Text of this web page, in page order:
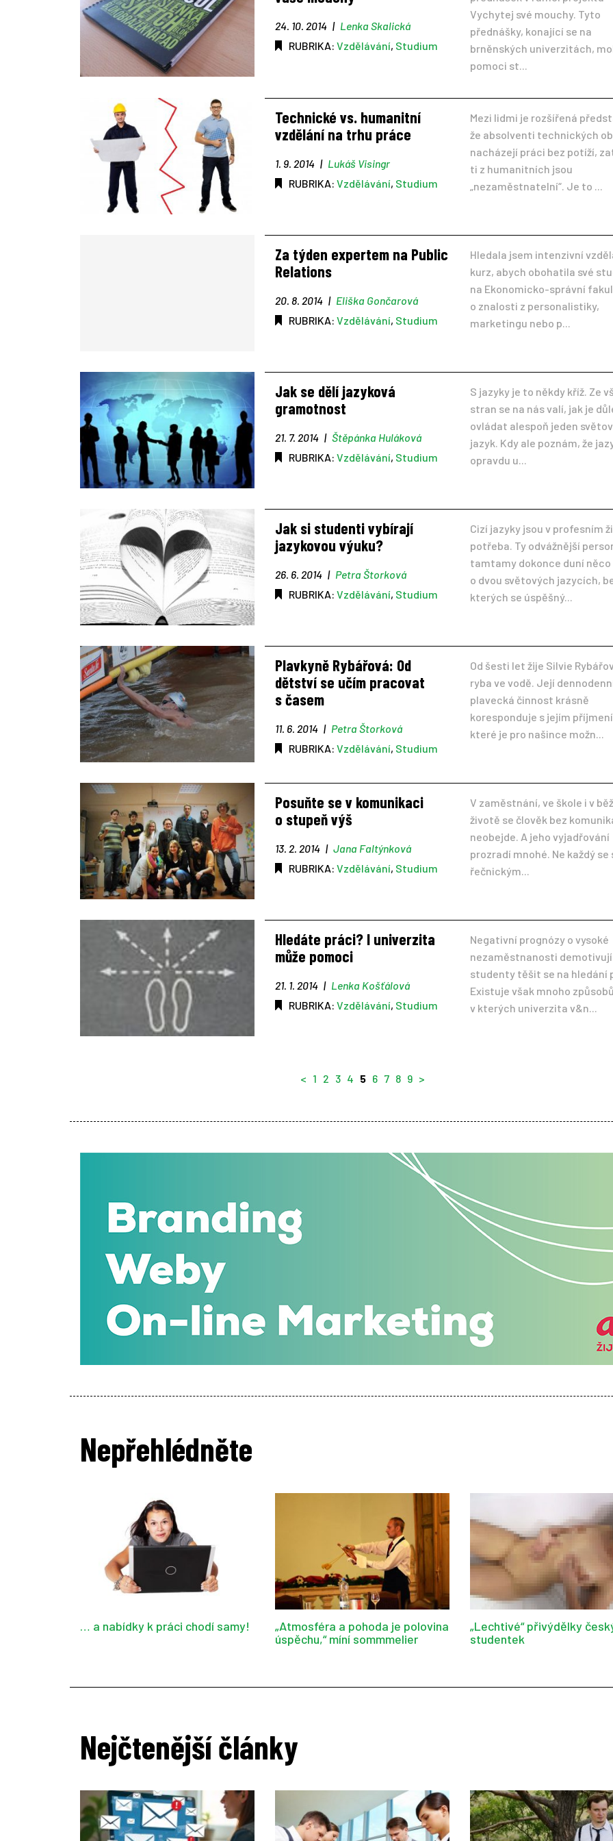
24. 10. 2014 | Lenka Skalická
RUBRIKA: Vzdělávání, Studium
Vychytej své mouchy. Tyto
přednášky, konající se na
brněnských univerzitách,
pomoci st...
Technické vs. humanitní
vzdělání na trhu práce
1. 9. 2014 | Lukáš Visingr
RUBRIKA: Vzdělávání, Studium
Mezi lidmi je rozšířená
že absolventi technických
nacházejí práci bez potíží,
ti z humanitních jsou
„nezaměstnatelní“. Je to ...
Za týden expertem na Public
Relations
20. 8. 2014 | Eliška Gončarová
RUBRIKA: Vzdělávání, Studium
Hledala jsem intenzivní
kurz, abych obohatila své
na Ekonomicko-správní
o znalosti z personalistiky,
marketingu nebo p...
Jak se dělí jazyková
gramotnost
21. 7. 2014 | Štěpánka Huláková
RUBRIKA: Vzdělávání, Studium
S jazyky je to někdy kříž. Ze
stran se na nás valí, jak je
ovládat alespoň jeden
jazyk. Kdy ale poznám, že
opravdu u...
Jak si studenti vybírají
jazykovou výuku?
26. 6. 2014 | Petra Štorková
RUBRIKA: Vzdělávání, Studium
Cizí jazyky jsou v profesním
potřeba. Ty odvážnější
tamtamy dokonce duní něco
o dvou světových jazycích,
kterých se úspěšný...
Plavkyně Rybářová: Od
dětství se učím pracovat
s časem
11. 6. 2014 | Petra Štorková
RUBRIKA: Vzdělávání, Studium
Od šesti let žije Silvie
ryba ve vodě. Její
plavecká činnost krásně
koresponduje s jejím
které je pro našince možn...
Posuňte se v komunikaci
o stupeň výš
13. 2. 2014 | Jana Faltýnková
RUBRIKA: Vzdělávání, Studium
V zaměstnání, ve škole i v
životě se člověk bez
neobejde. A jeho vyjadřování
prozradí mnohé. Ne každý se
řečnickým...
Hledáte práci? I univerzita
může pomoci
21. 1. 2014 | Lenka Košťálová
RUBRIKA: Vzdělávání, Studium
Negativní prognózy o vysoké
nezaměstnanosti demotivují
studenty těšit se na hledání
Existuje však mnoho
v kterých univerzita v&n...
< 1 2 3 4 5 6 7 8 9 >
Nepřehlédněte
… a nabídky k práci chodí samy!
„Atmosféra a pohoda je polovina
úspěchu,“ míní sommmelier
„Lechtivé“ přivýdělky
studentek
Nejčtenější články